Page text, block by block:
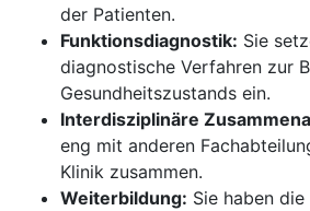
der Patienten.
Funktionsdiagnostik: Sie
diagnostische Verfahren zur
Gesundheitszustands ein.
Interdisziplinäre
eng mit anderen
Klinik zusammen.
Weiterbildung: Sie haben